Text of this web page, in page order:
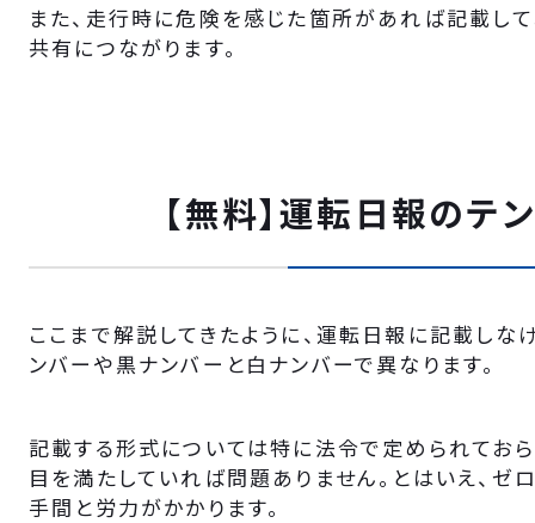
また、走行時に危険を感じた箇所があれば記載し
共有につながります。
【無料】運転日報のテ
ここまで解説してきたように、運転日報に記載し
ンバーや黒ナンバーと白ナンバーで異なります。
記載する形式については特に法令で定められてお
目を満たしていれば問題ありません。とはいえ、
手間と労力がかかります。